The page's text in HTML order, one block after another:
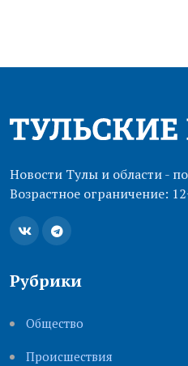
Новости Тулы и области -
Возрастное ограничение:
Рубрики
Общество
Происшествия